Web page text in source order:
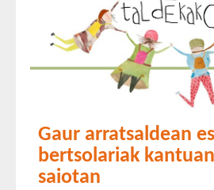
Gaur arratsaldean
bertsolariak
saiotan